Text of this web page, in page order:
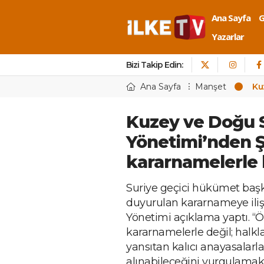
Ana Sayfa
Yazarlar
Bizi Takip Edin:
Ana Sayfa Manşet
Kuzey ve Doğu
Yönetimi’nden
kararnamelerle
Suriye geçici hükümet
duyurulan kararnameye
Yönetimi açıklama yaptı.
kararnamelerle değil;
yansıtan kalıcı